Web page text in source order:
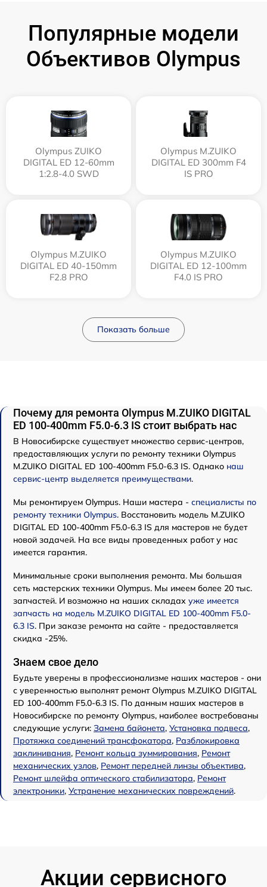
Популярные модели
Объективов Olympus
Olympus ZUIKO
DIGITAL ED 12-60mm
1:2.8-4.0 SWD
Olympus M.ZUIKO
DIGITAL ED 300mm F4
IS PRO
Olympus M.ZUIKO
DIGITAL ED 40-150mm
F2.8 PRO
Olympus M.ZUIKO
DIGITAL ED 12‑100mm
F4.0 IS PRO
Показать больше
Почему для ремонта Olympus M.ZUIKO DIGITAL
ED 100-400mm F5.0-6.3 IS стоит выбрать нас
В Новосибирске существует множество сервис-центров,
предоставляющих услуги по ремонту техники Olympus
M.ZUIKO DIGITAL ED 100-400mm F5.0-6.3 IS. Однако наш
сервис-центр выделяется преимуществами.
Мы ремонтируем Olympus. Наши мастера - специалисты по
ремонту техники Olympus. Восстановить модель M.ZUIKO
DIGITAL ED 100-400mm F5.0-6.3 IS для мастеров не будет
новой задачей. На все виды проведенных работ у нас
имеется гарантия.
Минимальные сроки выполнения ремонта. Мы большая
сеть мастерских техники Olympus. Мы имеем более 20 тыс.
запчастей. И возможно на наших складах уже имеется
запчасть на модель M.ZUIKO DIGITAL ED 100-400mm F5.0-
6.3 IS. При заказе ремонта на сайте - предоставляется
скидка -25%.
Знаем свое дело
Будьте уверены в профессионализме наших мастеров - они
с уверенностью выполнят ремонт Olympus M.ZUIKO DIGITAL
ED 100-400mm F5.0-6.3 IS. По данным наших мастеров в
Новосибирске по ремонту Olympus, наиболее востребованы
следующие услуги: Замена байонета, Установка подвеса,
Протяжка соединений трансфокатора, Разблокировка
заклинивания, Ремонт кольца зуммирования, Ремонт
механических узлов, Ремонт передней линзы объектива,
Ремонт шлейфа оптического стабилизатора, Ремонт
электроники, Устранение механических повреждений.
Акции сервисного